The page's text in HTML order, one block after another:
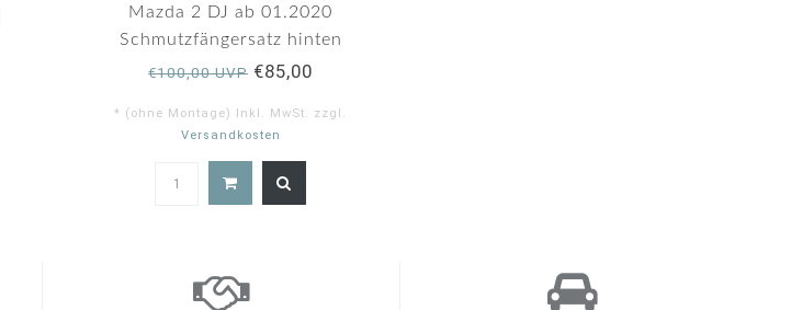
rating
Mazda 2 DJ ab 01.2020
Schmutzfängersatz hinten
€100,00 UVP€85,00
* (ohne Montage) Inkl. MwSt. zzgl.
Versandkosten